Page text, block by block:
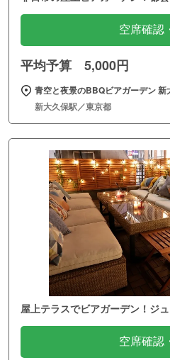
空席確認
平均予算 5,000円
青空と夜景のBBQビアガーデン
新大久保駅／東京都
屋上テラスでビアガーデン！ジ
空席確認